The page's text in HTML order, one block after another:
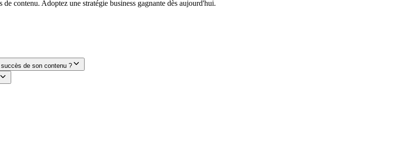
contenu. Adoptez une stratégie business gagnante dès aujourd'hui.
de son contenu ?